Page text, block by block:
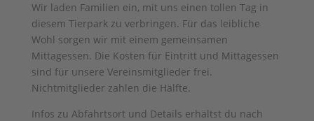
Wir laden Familien ein, mit uns einen tollen Tag in
diesem Tierpark zu verbringen. Für das leibliche
Wohl sorgen wir mit einem gemeinsamen
Mittagessen. Die Kosten für Eintritt und Mittagessen
sind für unsere Vereinsmitglieder frei.
Nichtmitglieder zahlen die Hälfte.
Infos zu Abfahrtsort und Details erhältst du nach